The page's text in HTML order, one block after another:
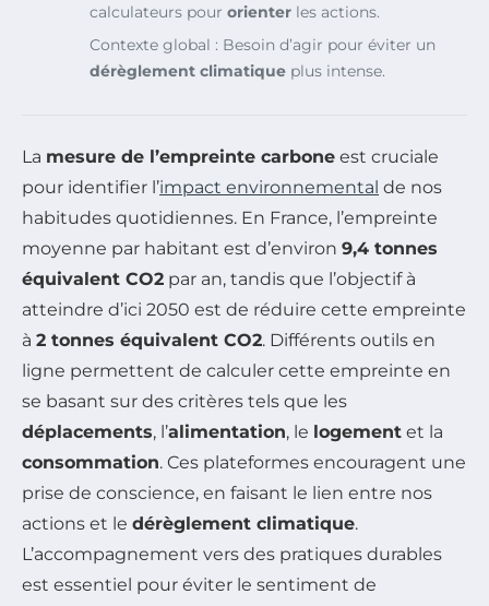
calculateurs pour orienter les actions.
Contexte global : Besoin d’agir pour éviter un
dérèglement climatique plus intense.
La mesure de l’empreinte carbone est cruciale
pour identifier l’impact environnemental de nos
habitudes quotidiennes. En France, l’empreinte
moyenne par habitant est d’environ 9,4 tonnes
équivalent CO2 par an, tandis que l’objectif à
atteindre d’ici 2050 est de réduire cette empreinte
à 2 tonnes équivalent CO2. Différents outils en
ligne permettent de calculer cette empreinte en
se basant sur des critères tels que les
déplacements, l’alimentation, le logement et la
consommation. Ces plateformes encouragent une
prise de conscience, en faisant le lien entre nos
actions et le dérèglement climatique.
L’accompagnement vers des pratiques durables
est essentiel pour éviter le sentiment de